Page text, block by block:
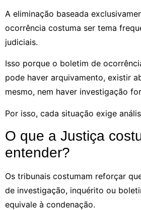
A eliminação baseada
ocorrência costuma ser tema
judiciais.
Isso porque o boletim de
pode haver arquivamento, existir
mesmo, nem haver investigação
Por isso, cada situação exige
O que a Justiça
entender?
Os tribunais costumam reforçar
de investigação, inquérito ou
equivale à condenação.